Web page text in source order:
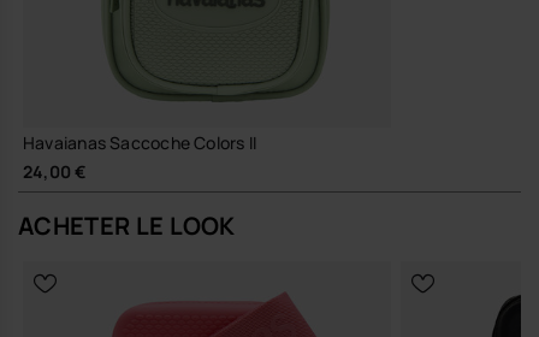
Havaianas Saccoche Colors II
24,00 €
ACHETER LE LOOK